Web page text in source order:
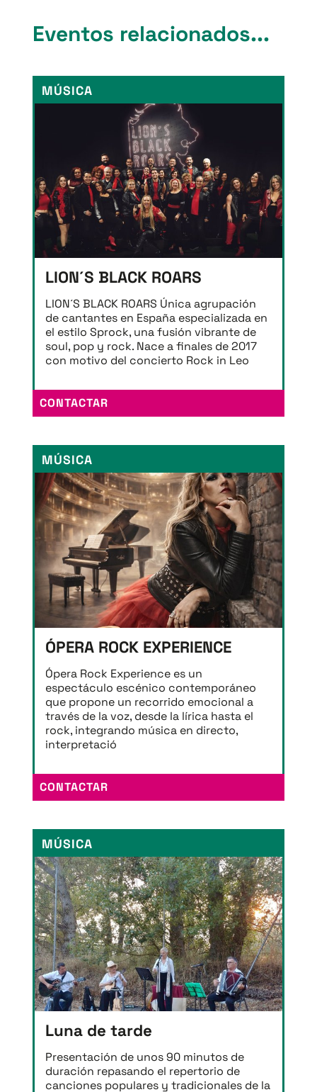
Eventos relacionados...
MÚSICA
LION´S BLACK ROARS
LION´S BLACK ROARS Única agrupación
de cantantes en España especializada en
el estilo Sprock, una fusión vibrante de
soul, pop y rock. Nace a finales de 2017
con motivo del concierto Rock in Leo
CONTACTAR
MÚSICA
ÓPERA ROCK EXPERIENCE
Ópera Rock Experience es un
espectáculo escénico contemporáneo
que propone un recorrido emocional a
través de la voz, desde la lírica hasta el
rock, integrando música en directo,
interpretació
CONTACTAR
MÚSICA
Luna de tarde
Presentación de unos 90 minutos de
duración repasando el repertorio de
canciones populares y tradicionales de la